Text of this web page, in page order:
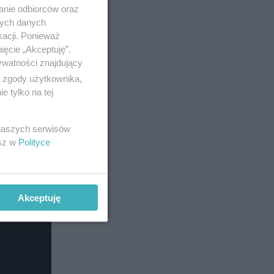
odbiorców oraz
danych
Ponieważ
„Akceptuję”.
znajdujący
użytkownika,
tylko na tej
serwisów
w Polityce
Akceptuję